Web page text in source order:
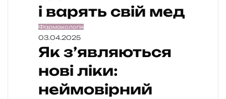
і варять свій мед
Фармакологія
03.04.2025
Як з’являються
нові ліки:
неймовірний